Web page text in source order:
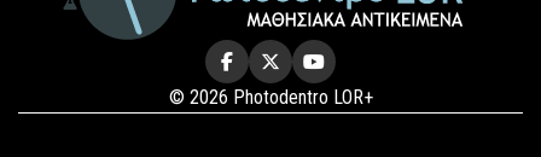
© 2026 Photodentro LOR+